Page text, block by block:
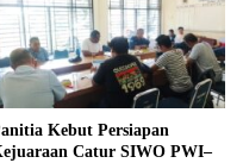
Kebut Persiapan
Catur SIWO PWI–